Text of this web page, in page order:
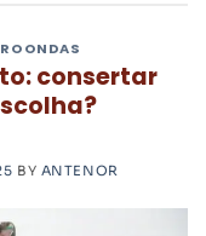
consertar
BY ANTENOR